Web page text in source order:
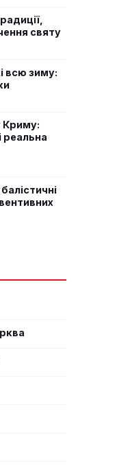
святу
всю зиму:
Криму:
реальна